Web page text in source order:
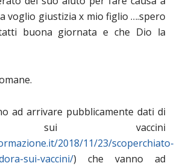
voglio giustizia x mio figlio ….spero
buona giornata e che Dio la
ad arrivare pubblicamente dati di
sui vaccini
2018/11/23/scoperchiato-
sui-vaccini/) che vanno ad